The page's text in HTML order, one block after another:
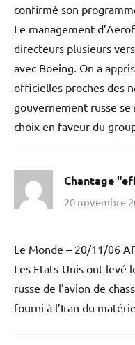
confirmé son
Le management
directeurs plusieurs
avec Boeing. On a
officielles proches des
gouvernement russe
choix en faveur du
Chantage
20 novembre
Le Monde – 20/11/06
Les Etats-Unis ont levé
russe de l’avion de
fourni à l’Iran du